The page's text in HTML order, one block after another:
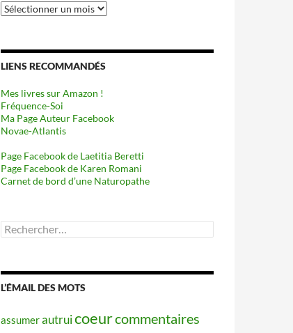
Archives
LIENS RECOMMANDÉS
Mes livres sur Amazon !
Fréquence-Soi
Ma Page Auteur Facebook
Novae-Atlantis
Page Facebook de Laetitia Beretti
Page Facebook de Karen Romani
Carnet de bord d’une Naturopathe
Rechercher :
L’ÉMAIL DES MOTS
assumerautruicoeurcommentaires